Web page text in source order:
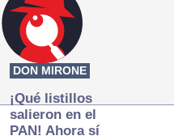
DON MIRONE
¡Qué listillos
salieron en el
PAN! Ahora sí